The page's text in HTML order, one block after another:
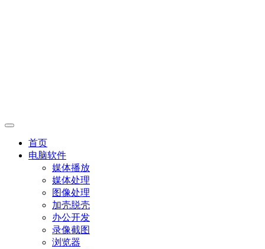
首页
电脑软件
媒体播放
媒体处理
图像处理
加壳脱壳
办公开发
录像截图
浏览器